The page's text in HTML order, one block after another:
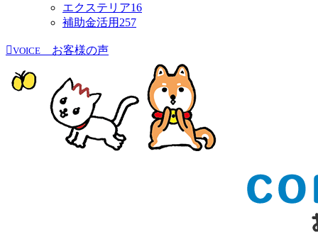
エクステリア16
補助金活用 257
VOICE お客様の声